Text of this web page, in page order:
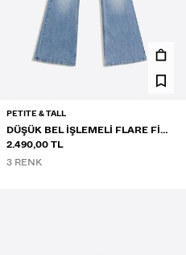
PETITE & TALL
DÜŞÜK BEL IŞLEMELI FLARE FIT
JEAN
2.490,00 TL
3 RENK